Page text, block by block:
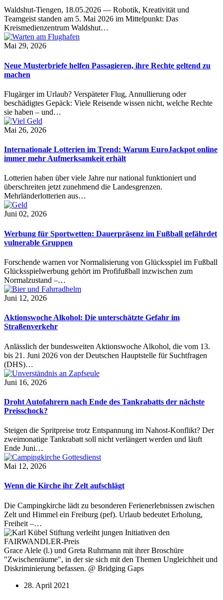
Waldshut-Tiengen, 18.05.2026 — Robotik, Kreativität und
Teamgeist standen am 5. Mai 2026 im Mittelpunkt: Das
Kreismedienzentrum Waldshut…
Mai 29, 2026
Neue Musterbriefe helfen Passagieren, ihre Rechte geltend zu
machen
Flugärger im Urlaub? Verspäteter Flug, Annullierung oder
beschädigtes Gepäck: Viele Reisende wissen nicht, welche Rechte
sie haben – und…
Mai 26, 2026
Internationale Lotterien im Trend: Warum EuroJackpot online
immer mehr Aufmerksamkeit erhält
Lotterien haben über viele Jahre nur national funktioniert und
überschreiten jetzt zunehmend die Landesgrenzen.
Mehrländerlotterien aus…
Juni 02, 2026
Werbung für Sportwetten: Dauerpräsenz im Fußball gefährdet
vulnerable Gruppen
Forschende warnen vor Normalisierung von Glücksspiel im Fußball
Glücksspielwerbung gehört im Profifußball inzwischen zum
Normalzustand –…
Juni 12, 2026
Aktionswoche Alkohol: Die unterschätzte Gefahr im
Straßenverkehr
Anlässlich der bundesweiten Aktionswoche Alkohol, die vom 13.
bis 21. Juni 2026 von der Deutschen Hauptstelle für Suchtfragen
(DHS)…
Juni 16, 2026
Droht Autofahrern nach Ende des Tankrabatts der nächste
Preisschock?
Steigen die Spritpreise trotz Entspannung im Nahost-Konflikt? Der
zweimonatige Tankrabatt soll nicht verlängert werden und läuft
Ende Juni…
Mai 12, 2026
Wenn die Kirche ihr Zelt aufschlägt
Die Campingkirche lädt zu besonderen Ferienerlebnissen zwischen
Zelt und Himmel ein Freiburg (pef). Urlaub bedeutet Erholung,
Freiheit –…
Grace Alele (l.) und Greta Ruhrmann mit ihrer Broschüre
"Zwischenräume", in der sie sich mit den Themen Ungleichheit und
Diskriminierung befassen. @ Bridging Gaps
28. April 2021